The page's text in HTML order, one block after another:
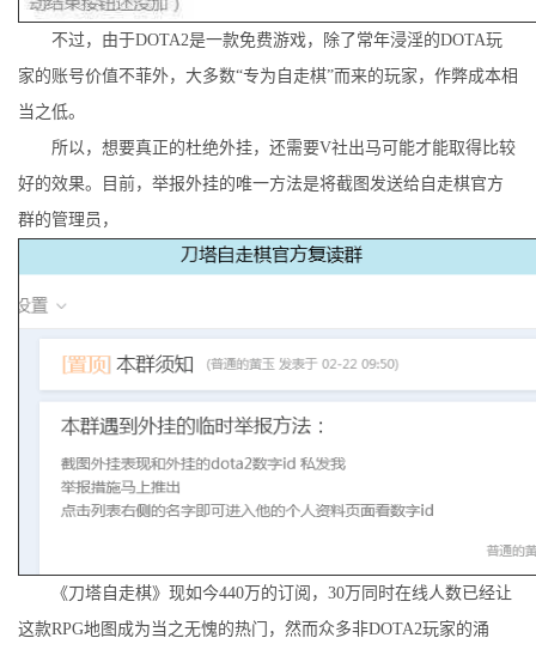
不过，由于DOTA2是一款免费游戏，除了常年浸淫的DOTA玩
家的账号价值不菲外，大多数“专为自走棋”而来的玩家，作弊成本相
当之低。
所以，想要真正的杜绝外挂，还需要V社出马可能才能取得比较
好的效果。目前，举报外挂的唯一方法是将截图发送给自走棋官方
群的管理员，
《刀塔自走棋》现如今440万的订阅，30万同时在线人数已经让
这款RPG地图成为当之无愧的热门，然而众多非DOTA2玩家的涌